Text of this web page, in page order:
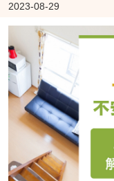
2023-08-29